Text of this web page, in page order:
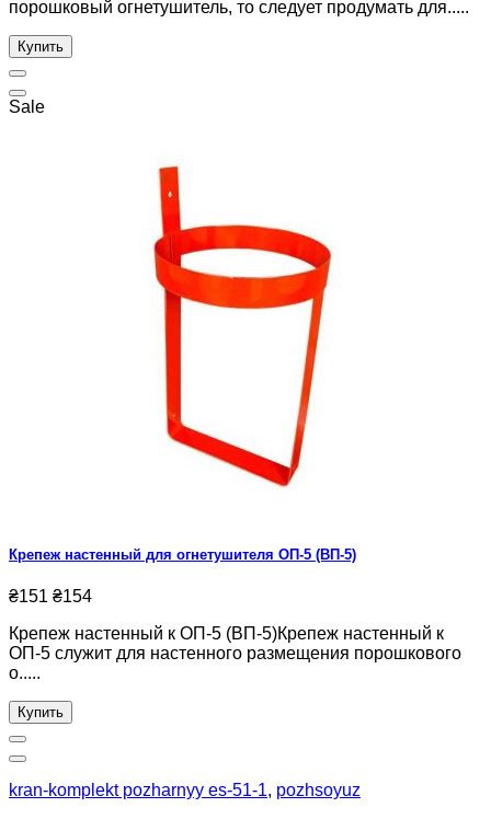
порошковый огнетушитель, то следует продумать для.....
Купить
Sale
Крепеж настенный для огнетушителя ОП-5 (ВП-5)
₴151 ₴154
Крепеж настенный к ОП-5 (ВП-5)Крепеж настенный к
ОП-5 служит для настенного размещения порошкового
о.....
Купить
kran-komplekt pozharnyy es-51-1, pozhsoyuz